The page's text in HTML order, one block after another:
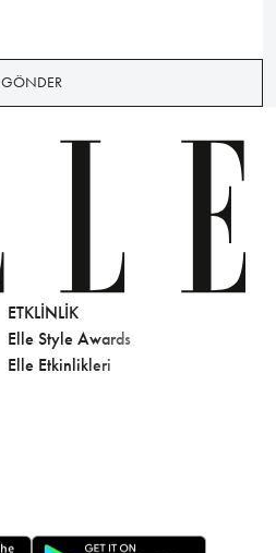
GÖNDER
ETKLINLIK
Elle Style Awards
Elle Etkinlikleri